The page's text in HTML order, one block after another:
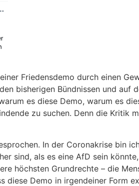
Friedensdemo durch einen
bisherigen Bündnissen und auf
es diese Demo, warum es
zu suchen. Denn die Kritik
In der Coronakrise bin
sind, als es eine AfD sein
höchsten Grundrechte – die
diese Demo in irgendeiner Form